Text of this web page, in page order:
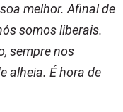
melhor. Afinal de
somos liberais.
sempre nos
alheia. É hora de